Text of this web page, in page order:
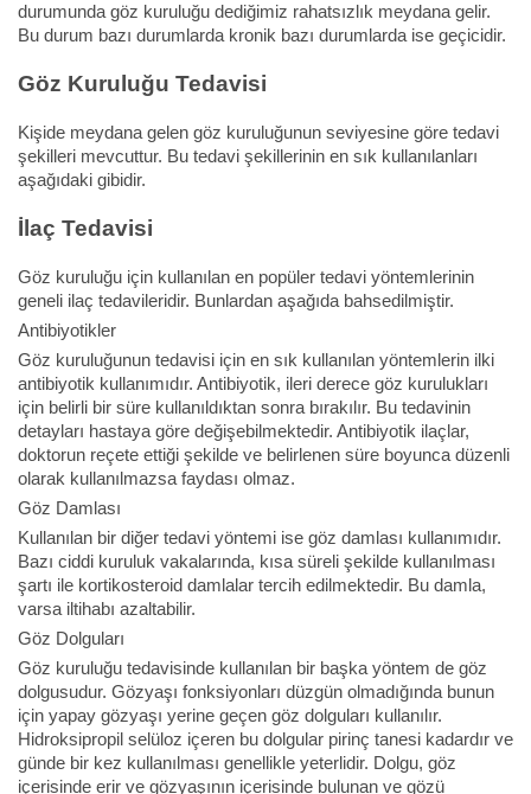
durumunda göz kuruluğu dediğimiz rahatsızlık meydana gelir.
Bu durum bazı durumlarda kronik bazı durumlarda ise geçicidir.
Göz Kuruluğu Tedavisi
Kişide meydana gelen göz kuruluğunun seviyesine göre tedavi
şekilleri mevcuttur. Bu tedavi şekillerinin en sık kullanılanları
aşağıdaki gibidir.
İlaç Tedavisi
Göz kuruluğu için kullanılan en popüler tedavi yöntemlerinin
geneli ilaç tedavileridir. Bunlardan aşağıda bahsedilmiştir.
Antibiyotikler
Göz kuruluğunun tedavisi için en sık kullanılan yöntemlerin ilki
antibiyotik kullanımıdır. Antibiyotik, ileri derece göz kurulukları
için belirli bir süre kullanıldıktan sonra bırakılır. Bu tedavinin
detayları hastaya göre değişebilmektedir. Antibiyotik ilaçlar,
doktorun reçete ettiği şekilde ve belirlenen süre boyunca düzenli
olarak kullanılmazsa faydası olmaz.
Göz Damlası
Kullanılan bir diğer tedavi yöntemi ise göz damlası kullanımıdır.
Bazı ciddi kuruluk vakalarında, kısa süreli şekilde kullanılması
şartı ile kortikosteroid damlalar tercih edilmektedir. Bu damla,
varsa iltihabı azaltabilir.
Göz Dolguları
Göz kuruluğu tedavisinde kullanılan bir başka yöntem de göz
dolgusudur. Gözyaşı fonksiyonları düzgün olmadığında bunun
için yapay gözyaşı yerine geçen göz dolguları kullanılır.
Hidroksipropil selüloz içeren bu dolgular pirinç tanesi kadardır ve
günde bir kez kullanılması genellikle yeterlidir. Dolgu, göz
içerisinde erir ve gözyaşının içerisinde bulunan ve gözü